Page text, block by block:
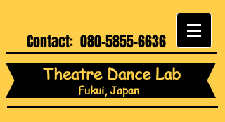
Contact: 080-5855-6636
Theatre Dance Lab
Fukui, Japan